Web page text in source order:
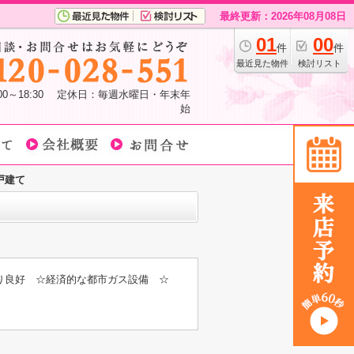
最終更新：2026年08月08日
01件
最近見た物件
00件
検討リスト
～18:30 定休日：毎週水曜日・年末年
始
建て
良好 ☆経済的な都市ガス設備 ☆